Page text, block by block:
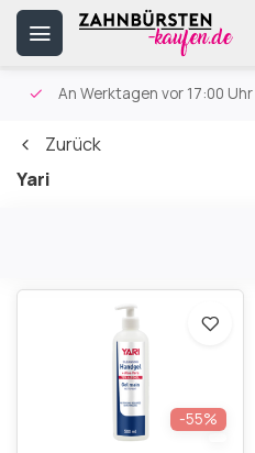
An Werktagen vor 17:00
Zurück
Yari
-55%